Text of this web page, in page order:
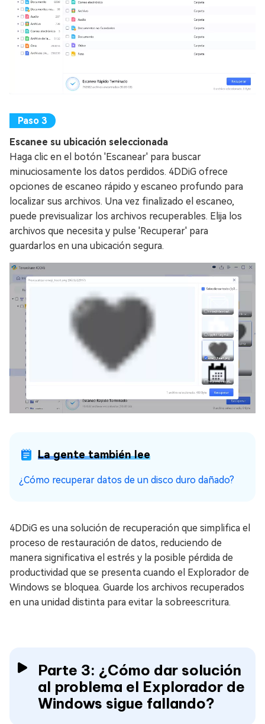
Escanee su ubicación seleccionada
Haga clic en el botón 'Escanear' para buscar
minuciosamente los datos perdidos. 4DDiG ofrece
opciones de escaneo rápido y escaneo profundo para
localizar sus archivos. Una vez finalizado el escaneo,
puede previsualizar los archivos recuperables. Elija los
archivos que necesita y pulse 'Recuperar' para
guardarlos en una ubicación segura.
La gente también lee
¿Cómo recuperar datos de un disco duro dañado?
4DDiG es una solución de recuperación que simplifica el
proceso de restauración de datos, reduciendo de
manera significativa el estrés y la posible pérdida de
productividad que se presenta cuando el Explorador de
Windows se bloquea. Guarde los archivos recuperados
en una unidad distinta para evitar la sobreescritura.
Parte 3: ¿Cómo dar solución
al problema el Explorador de
Windows sigue fallando?